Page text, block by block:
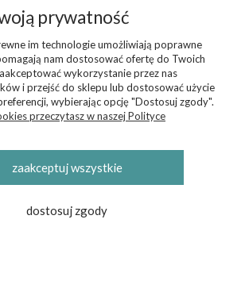
muślinowa | 9-24 mc |
biała
32,99 zł
dodaj do koszyka
Opaska dla dziecka
muślinowa róż
dodaj do koszyka
prywatność
im technologie umożliwiają poprawne
nam dostosować ofertę do Twoich
wykorzystanie przez nas
i przejść do sklepu lub dostosować użycie
wybierając opcję "Dostosuj zgody".
przeczytasz w naszej Polityce
zaakceptuj wszystkie
dostosuj zgody